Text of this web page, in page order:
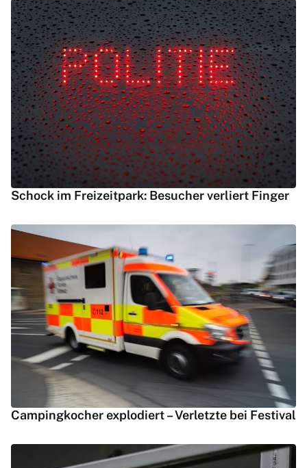
Schock im Freizeitpark: Besucher verliert Finger
Campingkocher explodiert – Verletzte bei Festival